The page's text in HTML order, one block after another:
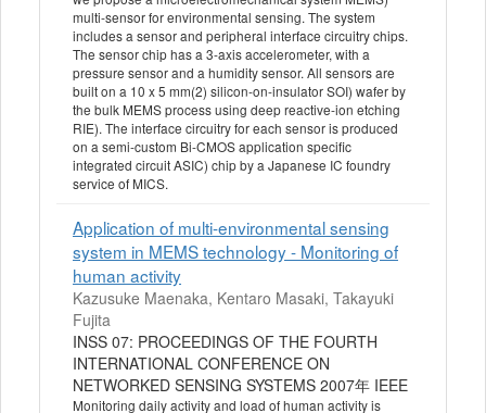
multi-sensor for environmental sensing. The system
includes a sensor and peripheral interface circuitry chips.
The sensor chip has a 3-axis accelerometer, with a
pressure sensor and a humidity sensor. All sensors are
built on a 10 x 5 mm(2) silicon-on-insulator SOI) wafer by
the bulk MEMS process using deep reactive-ion etching
RIE). The interface circuitry for each sensor is produced
on a semi-custom Bi-CMOS application specific
integrated circuit ASIC) chip by a Japanese IC foundry
service of MICS.
Application of multi-environmental sensing
system in MEMS technology - Monitoring of
human activity
Kazusuke Maenaka, Kentaro Masaki, Takayuki
Fujita
INSS 07: PROCEEDINGS OF THE FOURTH
INTERNATIONAL CONFERENCE ON
NETWORKED SENSING SYSTEMS 2007年 IEEE
Monitoring daily activity and load of human activity is